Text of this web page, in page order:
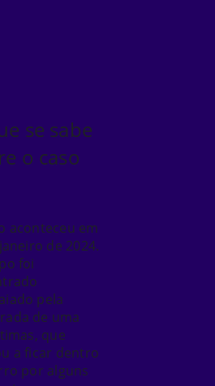
se sabe
o caso
aconteceu em
de 2024.
foi
pela
de uma
que
a ficar dentro
por alguns